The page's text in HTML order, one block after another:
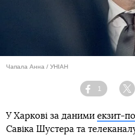
Чапала Анна / УНІАН
Facebook
1
У Харкові за даними екзит-
Савіка Шустера та